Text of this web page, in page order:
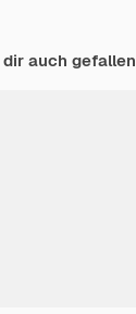
auch gefallen